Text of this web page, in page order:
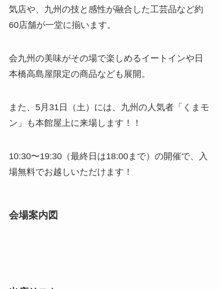
気店や、九州の技と感性が融合した工芸品など約
60店舗が一堂に揃います。
会九州の美味がその場で楽しめるイートインや日
本橋高島屋限定の商品なども展開。
また、5月31日（土）には、九州の人気者「くまモ
ン」も本館屋上に来場します！！
10:30〜19:30（最終日は18:00まで）の開催で、入
場無料でお越しいただけます！
会場案内図